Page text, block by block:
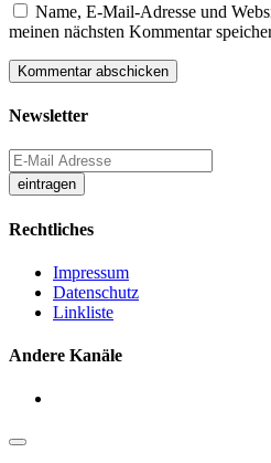
Name, E-Mail-Adresse und
meinen nächsten Kommentar
Newsletter
Rechtliches
Impressum
Datenschutz
Linkliste
Andere Kanäle